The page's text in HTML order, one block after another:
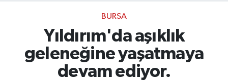
BURSA
Yıldırım'da aşıklık
geleneğine yaşatmaya
devam ediyor.
Kültür & Sanat
Teknoloji